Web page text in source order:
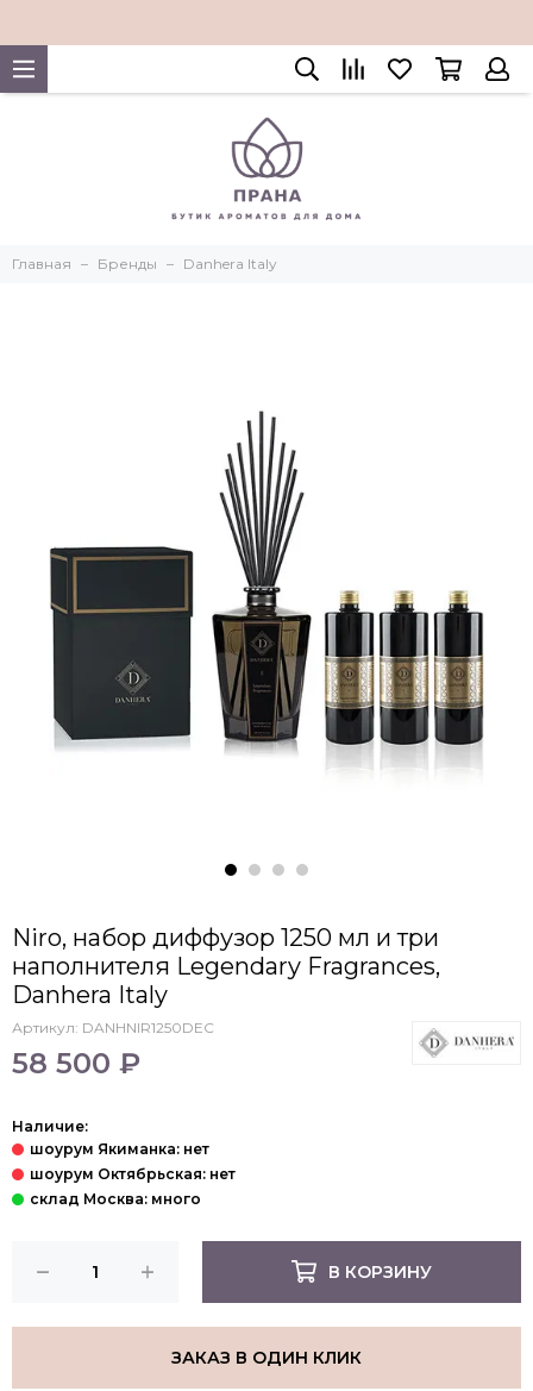
Главная Бренды Danhera Italy
Niro, набор диффузор 1250 мл и три
наполнителя Legendary Fragrances,
Danhera Italy
Артикул: DANHNIR1250DEC
58 500 ₽
Наличие:
В КОРЗИНУ
ЗАКАЗ В ОДИН КЛИК